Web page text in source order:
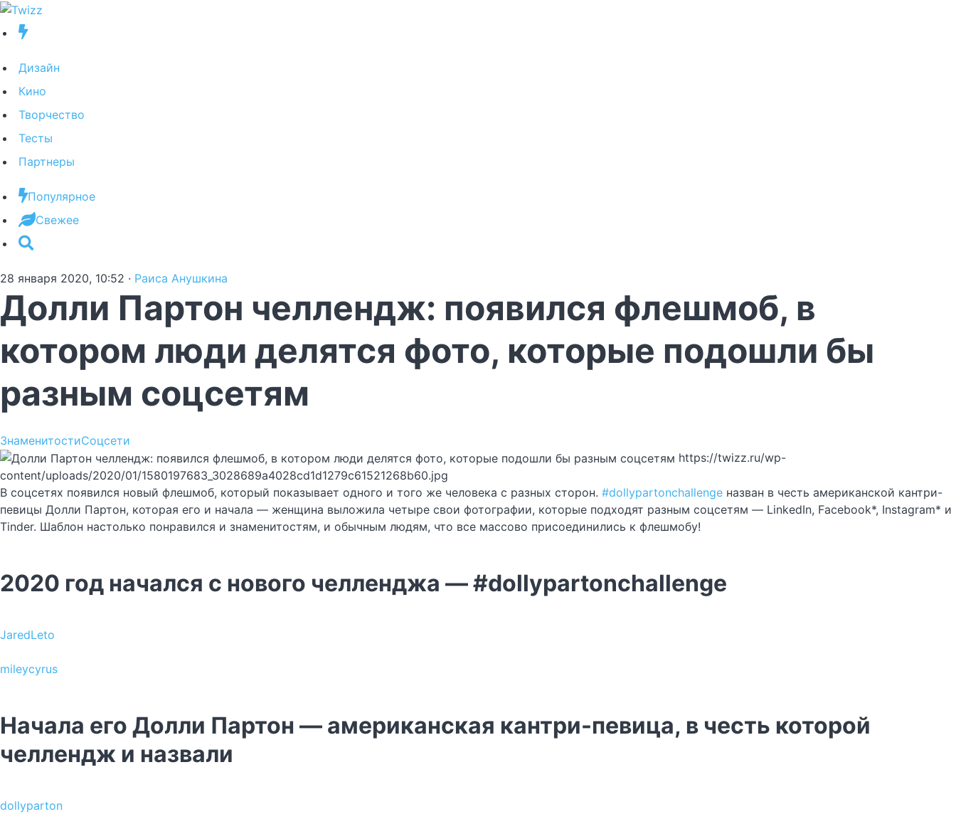
Дизайн
Кино
Творчество
Тесты
Партнеры
Популярное
Свежее
28 января 2020, 10:52 · Раиса Анушкина
Долли Партон челлендж: появился флешмоб, в
котором люди делятся фото, которые подошли бы
разным соцсетям
ЗнаменитостиСоцсети
https://twizz.ru/wp-
content/uploads/2020/01/1580197683_3028689a4028cd1d1279c61521268b60.jpg
В соцсетях появился новый флешмоб, который показывает одного и того же человека с разных сторон. #dollypartonchallenge назван в честь американской кантри-
певицы Долли Партон, которая его и начала — женщина выложила четыре свои фотографии, которые подходят разным соцсетям — LinkedIn, Facebook*, Instagram* и
Tinder. Шаблон настолько понравился и знаменитостям, и обычным людям, что все массово присоединились к флешмобу!
2020 год начался с нового челленджа — #dollypartonchallenge
JaredLeto
mileycyrus
Начала его Долли Партон — американская кантри-певица, в честь которой
челлендж и назвали
dollyparton